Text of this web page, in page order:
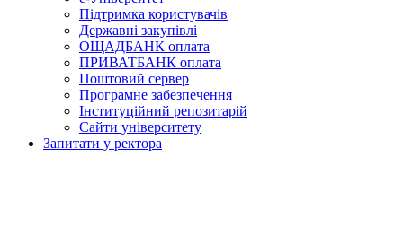
Підтримка користувачів
Державні закупівлі
ОЩАДБАНК оплата
ПРИВАТБАНК оплата
Поштовий сервер
Програмне забезпечення
Інституційний репозитарій
Сайти університету
Запитати у ректора